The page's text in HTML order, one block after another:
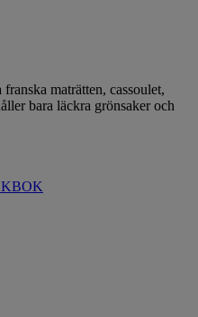
maträtten, cassoulet,
bara läckra grönsaker och